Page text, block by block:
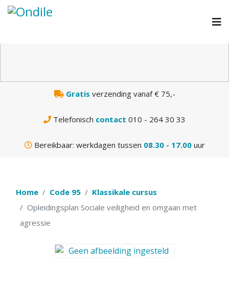
Gratis verzending vanaf € 75,-
Telefonisch contact 010 - 264 30 33
Bereikbaar: werkdagen tussen 08.30 - 17.00uur
Home Code 95
Klassikale cursus
Opleidingsplan Sociale veiligheid en omgaan met
agressie